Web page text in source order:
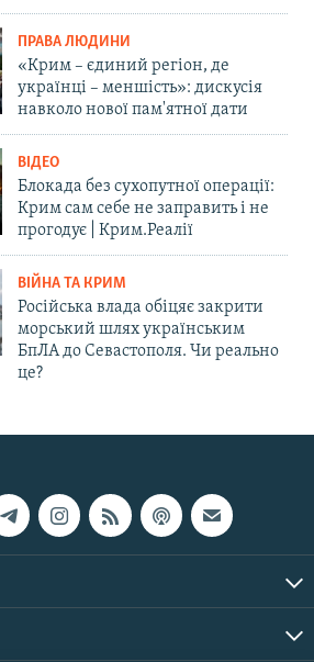
ПРАВА ЛЮДИНИ
«Крим – єдиний регіон, де
українці – меншість»: дискусія
навколо нової пам'ятної дати
ВІДЕО
Блокада без сухопутної операції:
Крим сам себе не заправить і не
прогодує | Крим.Реалії
ВІЙНА ТА КРИМ
Російська влада обіцяє закрити
морський шлях українським
БпЛА до Севастополя. Чи реально
це?